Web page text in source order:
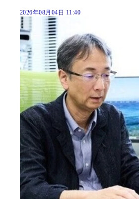
2026年08月04日 11:40